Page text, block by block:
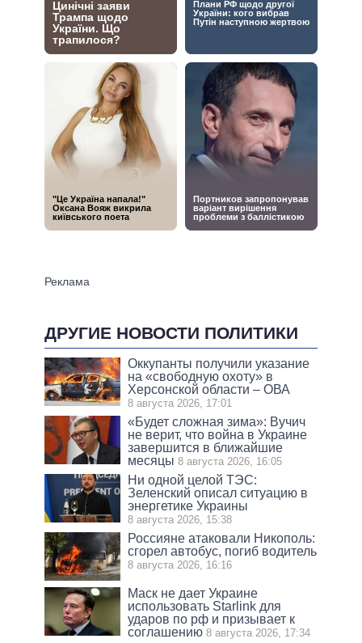
ДРУГИЕ НОВОСТИ ПОЛИТИКИ
Оккупанты получили указание
на «свободную охоту» в
Херсонской области – ОВА
8 августа 2026, 17:01
«Будет сложная зима»: Вучич
не верит, что война в Украине
завершится в ближайшие
месяцы 8 августа 2026, 16:05
Ни одной целой ТЭС:
Зеленский описал ситуацию в
энергетике Украины
8 августа 2026, 15:38
Россияне атаковали Никополь:
сгорел автобус, погиб водитель
8 августа 2026, 16:16
Маск не дает Украине
использовать Starlink для
ударов по рф и призывает к
соглашению 8 августа 2026, 17:34